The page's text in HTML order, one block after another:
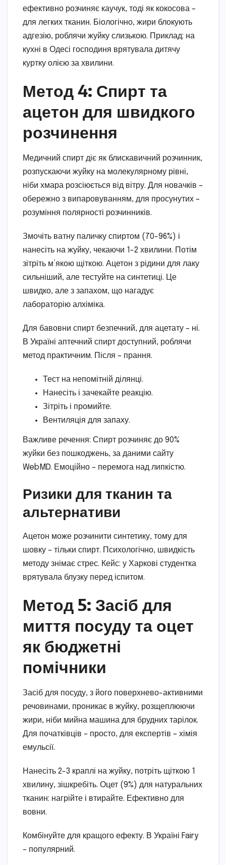
ефективно розчиняє каучук, тоді як кокосова –
для легких тканин. Біологічно, жири блокують
адгезію, роблячи жуйку слизькою. Приклад: на
кухні в Одесі господиня врятувала дитячу
куртку олією за хвилини.
Метод 4: Спирт та
ацетон для швидкого
розчинення
Медичний спирт діє як блискавичний розчинник,
розпускаючи жуйку на молекулярному рівні,
ніби хмара розсіюється від вітру. Для новачків –
обережно з випаровуванням, для просунутих –
розуміння полярності розчинників.
Змочіть ватну паличку спиртом (70-96%) і
нанесіть на жуйку, чекаючи 1-2 хвилини. Потім
зітріть м’якою щіткою. Ацетон з рідини для лаку
сильніший, але тестуйте на синтетиці. Це
швидко, але з запахом, що нагадує
лабораторію алхіміка.
Для бавовни спирт безпечний, для ацетату – ні.
В Україні аптечний спирт доступний, роблячи
метод практичним. Після – прання.
Тест на непомітній ділянці.
Нанесіть і зачекайте реакцію.
Зітріть і промийте.
Вентиляція для запаху.
Важливе речення: Спирт розчиняє до 90%
жуйки без пошкоджень, за даними сайту
WebMD. Емоційно – перемога над липкістю.
Ризики для тканин та
альтернативи
Ацетон може розчинити синтетику, тому для
шовку – тільки спирт. Психологічно, швидкість
методу знімає стрес. Кейс: у Харкові студентка
врятувала блузку перед іспитом.
Метод 5: Засіб для
миття посуду та оцет
як бюджетні
помічники
Засіб для посуду, з його поверхнево-активними
речовинами, проникає в жуйку, розщеплюючи
жири, ніби мийна машина для брудних тарілок.
Для початківців – просто, для експертів – хімія
емульсії.
Нанесіть 2-3 краплі на жуйку, потріть щіткою 1
хвилину, зішкребіть. Оцет (9%) для натуральних
тканин: нагрійте і втирайте. Ефективно для
вовни.
Комбінуйте для кращого ефекту. В Україні Fairy
– популярний.